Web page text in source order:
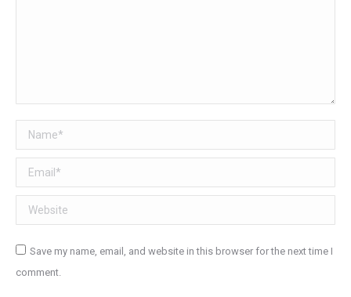
Name *
Email *
Website
Save my name, email, and website in this browser for the next time I
comment.